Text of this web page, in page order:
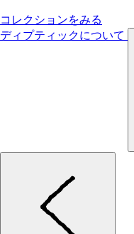
コレクションをみる
ディプティックについて